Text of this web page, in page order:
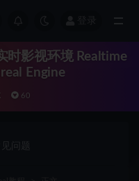
时影视环境 Realtime
Engine
60
见问题